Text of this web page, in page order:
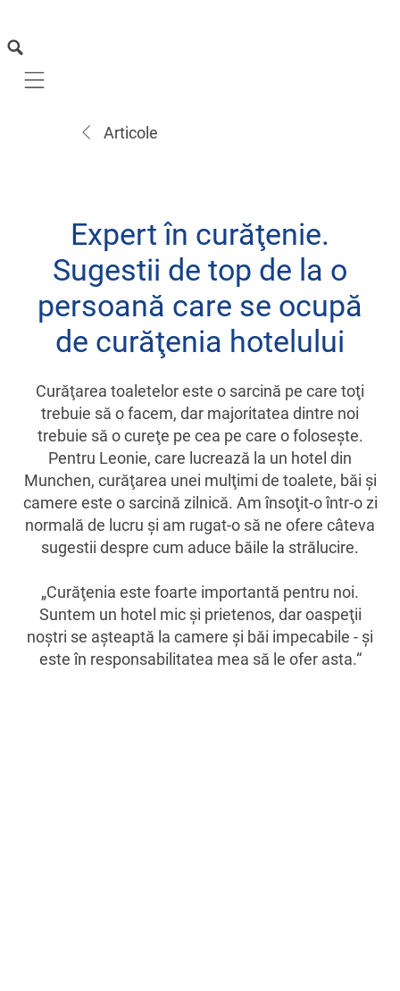
Mobile navigation
Articole
Expert în curăţenie.
Sugestii de top de la o
persoană care se ocupă
de curăţenia hotelului
Curăţarea toaletelor este o sarcină pe care toţi
trebuie să o facem, dar majoritatea dintre noi
trebuie să o cureţe pe cea pe care o foloseşte.
Pentru Leonie, care lucrează la un hotel din
Munchen, curăţarea unei mulţimi de toalete, băi şi
camere este o sarcină zilnică. Am însoţit-o într-o zi
normală de lucru şi am rugat-o să ne ofere câteva
sugestii despre cum aduce băile la strălucire.
„Curăţenia este foarte importantă pentru noi.
Suntem un hotel mic şi prietenos, dar oaspeţii
noştri se aşteaptă la camere şi băi impecabile - şi
este în responsabilitatea mea să le ofer asta.“